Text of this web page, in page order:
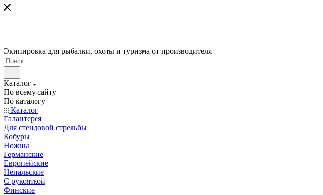
Экипировка для рыбалки, охоты и туризма от производителя
Каталог
По всему сайту
По каталогу
Каталог
Галантерея
Для стендовой стрельбы
Кобуры
Ножны
Германские
Европейские
Непальские
С рукояткой
Финские